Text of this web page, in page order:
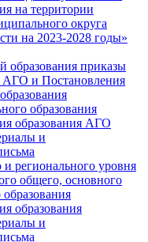
на территории
округа
на 2023-2028 годы»
приказы
АГО и Постановления
образования
образования АГО
и
регионального уровня
общего, основного
образования
и